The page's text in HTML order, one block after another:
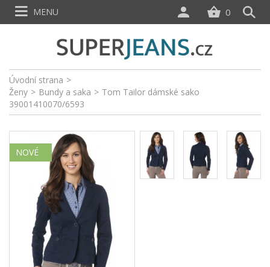
Úvodní strana >
Ženy > Bundy a saka > Tom Tailor dámské sako
39001410070/6593
NOVÉ
0
MENU